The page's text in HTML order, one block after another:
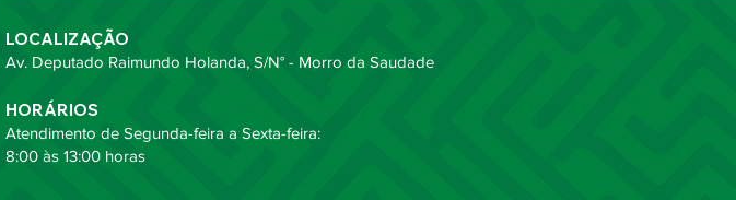
LOCALIZAÇÃO
Av. Deputado Raimundo Holanda, S/N° - Morro da Saudade
HORÁRIOS
Atendimento de Segunda-feira a Sexta-feira:
8:00 às 13:00 horas